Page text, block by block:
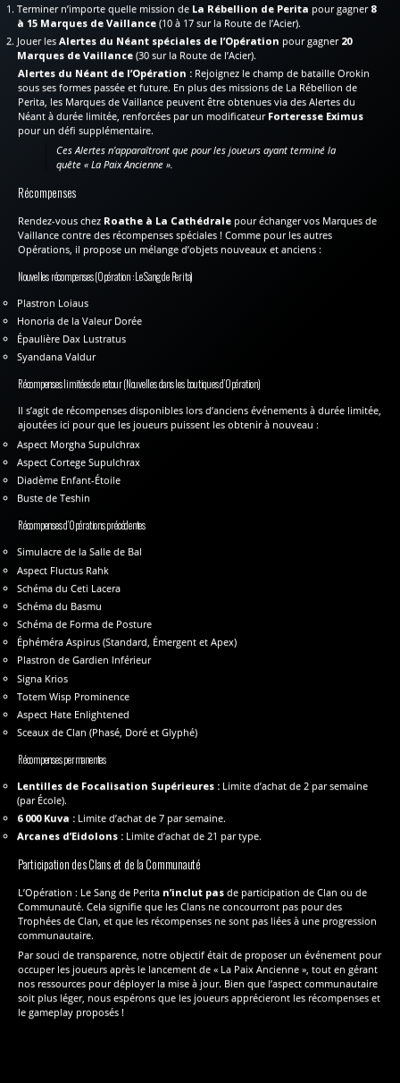
Terminer n’importe quelle mission de La Rébellion de Perita pour gagner 8
à 15 Marques de Vaillance (10 à 17 sur la Route de l’Acier).
Jouer lesAlertes du Néant spéciales de l’Opération pour gagner 20
Marques de Vaillance (30 sur la Route de l’Acier).
Alertes du Néant de l’Opération : Rejoignez le champ de bataille Orokin
sous ses formes passée et future. En plus des missions de La Rébellion de
Perita, les Marques de Vaillance peuvent être obtenues via des Alertes du
Néant à durée limitée, renforcées par un modificateur Forteresse Eximus
pour un défi supplémentaire.
Ces Alertes n’apparaîtront que pour les joueurs ayant terminé la
quête « La Paix Ancienne ».
Récompenses
Rendez-vous chez Roathe à La Cathédrale pour échanger vos Marques de
Vaillance contre des récompenses spéciales ! Comme pour les autres
Opérations, il propose un mélange d’objets nouveaux et anciens :
Nouvelles récompenses (Opération : Le Sang de Perita)
Plastron Loiaus
Honoria de la Valeur Dorée
Épaulière Dax Lustratus
Syandana Valdur
Récompenses limitées de retour (Nouvelles dans les boutiques d’Opération)
Il s’agit de récompenses disponibles lors d’anciens événements à durée limitée,
ajoutées ici pour que les joueurs puissent les obtenir à nouveau :
Aspect Morgha Supulchrax
Aspect Cortege Supulchrax
Diadème Enfant-Étoile
Buste de Teshin
Récompenses d’Opérations précédentes
Simulacre de la Salle de Bal
Aspect Fluctus Rahk
Schéma du Ceti Lacera
Schéma du Basmu
Schéma de Forma de Posture
Éphéméra Aspirus (Standard, Émergent et Apex)
Plastron de Gardien Inférieur
Signa Krios
Totem Wisp Prominence
Aspect Hate Enlightened
Sceaux de Clan (Phasé, Doré et Glyphé)
Récompenses permanentes
Lentilles de Focalisation Supérieures : Limite d’achat de 2 par semaine
(par École).
6 000 Kuva : Limite d’achat de 7 par semaine.
Arcanes d’Eidolons : Limite d’achat de 21 par type.
Participation des Clans et de la Communauté
L’Opération : Le Sang de Perita n’inclut pas de participation de Clan ou de
Communauté. Cela signifie que les Clans ne concourront pas pour des
Trophées de Clan, et que les récompenses ne sont pas liées à une progression
communautaire.
Par souci de transparence, notre objectif était de proposer un événement pour
occuper les joueurs après le lancement de « La Paix Ancienne », tout en gérant
nos ressources pour déployer la mise à jour. Bien que l’aspect communautaire
soit plus léger, nous espérons que les joueurs apprécieront les récompenses et
le gameplay proposés !